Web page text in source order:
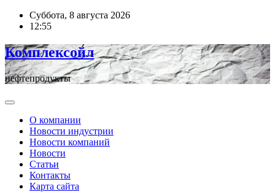
ПерейтиСуббота, 8 августа 2026
12:55
Комплексойл
нефтепродукты
О компании
Новости индустрии
Новости компаний
Новости
Статьи
Контакты
Карта сайта